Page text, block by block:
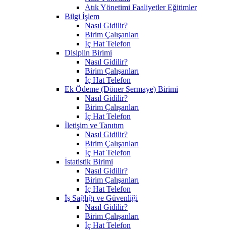
Atık Yönetimi Faaliyetler Eğitimler
Bilgi İşlem
Nasıl Gidilir?
Birim Çalışanları
İç Hat Telefon
Disiplin Birimi
Nasıl Gidilir?
Birim Çalışanları
İç Hat Telefon
Ek Ödeme (Döner Sermaye) Birimi
Nasıl Gidilir?
Birim Çalışanları
İç Hat Telefon
İletişim ve Tanıtım
Nasıl Gidilir?
Birim Çalışanları
İç Hat Telefon
İstatistik Birimi
Nasıl Gidilir?
Birim Çalışanları
İç Hat Telefon
İş Sağlığı ve Güvenliği
Nasıl Gidilir?
Birim Çalışanları
İç Hat Telefon